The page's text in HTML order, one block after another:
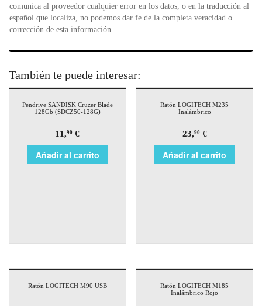
comunica al proveedor cualquier error en los datos, o en la traducción al
español que localiza, no podemos dar fe de la completa veracidad o
corrección de esta información.
También te puede interesar:
Pendrive SANDISK Cruzer Blade
128Gb (SDCZ50-128G)
11,90 €
Añadir al carrito
Ratón LOGITECH M235
Inalámbrico
23,90€
Añadir al carrito
Ratón LOGITECH M90 USB
Ratón LOGITECH M185
Inalámbrico Rojo